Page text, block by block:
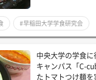
#早稲田大学学食研究会
中央大学の学食に
キャンパス「C-
たトマトつけ麺を